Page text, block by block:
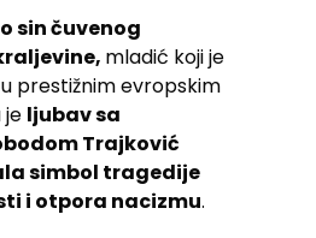
sin čuvenog
mladić koji je
prestižnim evropskim
je ljubav sa
Trajković
simbol tragedije
i otpora nacizmu.